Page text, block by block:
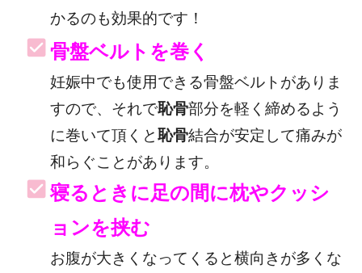
かるのも効果的です！
骨盤ベルトを巻く
妊娠中でも使用できる骨盤ベルトがありま
すので、それで恥骨部分を軽く締めるよう
に巻いて頂くと恥骨結合が安定して痛みが
和らぐことがあります。
寝るときに足の間に枕やクッシ
ョンを挟む
お腹が大きくなってくると横向きが多くな